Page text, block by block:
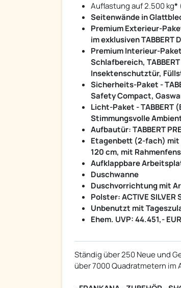
Auflastung auf 2.500 kg*
Seitenwände in
Premium Exterieur-
im exklusiven TABBERT
Premium Interieur-
Schlafbereich,
Insektenschutztür,
Sicherheits-Paket -
Safety Compact,
Licht-Paket -
Stimmungsvolle
Aufbautür: TABBERT
Etagenbett (2-fach) mit
120 cm, mit
Aufklappbare
Duschwanne
Duschvorrichtung mit
Polster: ACTIVE SILVER
Unbenutzt mit
Ehem. UVP: 44.451,- EUR
Ständig über 250 Neue und
über 7000 Quadratmetern im